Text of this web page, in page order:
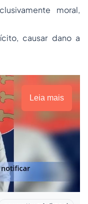
moral,
causar dano a
Leia mais